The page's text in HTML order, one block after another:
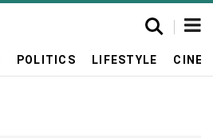
POLITICS LIFESTYLE